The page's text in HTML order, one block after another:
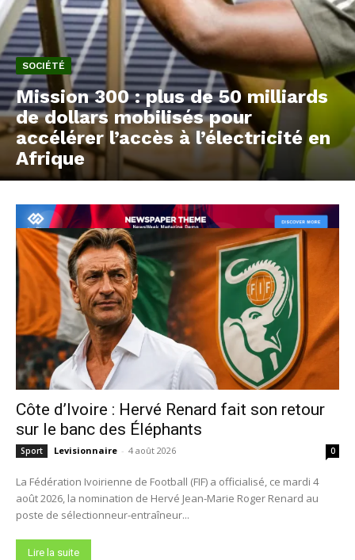
SOCIÉTÉ
Mission 300 : plus de 50 milliards
de dollars mobilisés pour
accélérer l’accès à l’électricité en
Afrique
Côte d’Ivoire : Hervé Renard fait son retour
sur le banc des Éléphants
Sport Levisionnaire - 4 août 2026 0
La Fédération Ivoirienne de Football (FIF) a officialisé, ce mardi 4
août 2026, la nomination de Hervé Jean-Marie Roger Renard au
poste de sélectionneur-entraîneur...
Lire la suite